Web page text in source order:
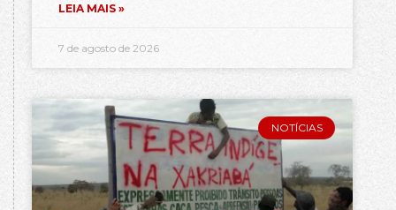
LEIA MAIS »
7 de agosto de 2026
NOTÍCIAS